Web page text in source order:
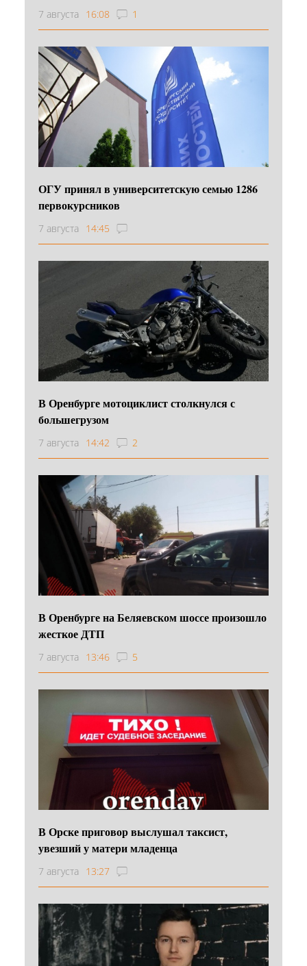
7 августа 16:08 1
ОГУ принял в университетскую семью 1286
первокурсников
7 августа 14:45
В Оренбурге мотоциклист столкнулся с
большегрузом
7 августа 14:42 2
В Оренбурге на Беляевском шоссе произошло
жесткое ДТП
7 августа 13:46 5
В Орске приговор выслушал таксист,
увезший у матери младенца
7 августа 13:27